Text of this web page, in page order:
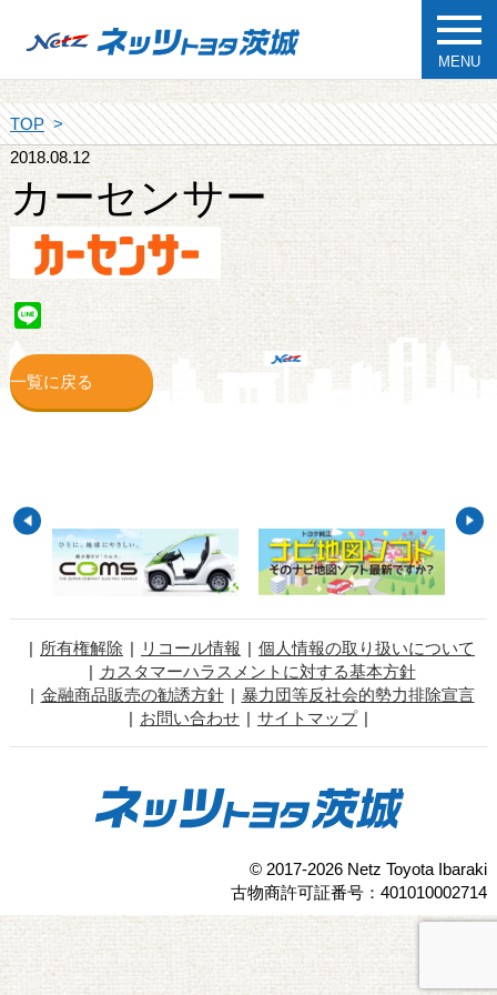
MENU
TOP
2018.08.12
カーセンサー
Line
一覧に戻る
所有権解除 リコール情報
個人情報の取り扱いについて
カスタマーハラスメントに対する基本方針
金融商品販売の勧誘方針
暴力団等反社会的勢力排除宣言
お問い合わせ
サイトマップ
© 2017-2026 Netz Toyota Ibaraki
古物商許可証番号：401010002714